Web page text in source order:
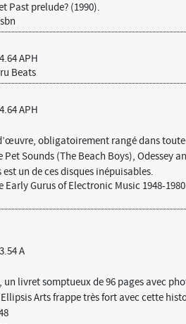
Past prelude? (1990).
APH
Beats
APH
obligatoirement rangé dans
Sounds (The Beach Boys), Odessey
un de ces disques inépuisables.
Early Gurus of Electronic Music 1948-
A
un livret somptueux de 96 pages avec
Arts frappe très fort avec cette